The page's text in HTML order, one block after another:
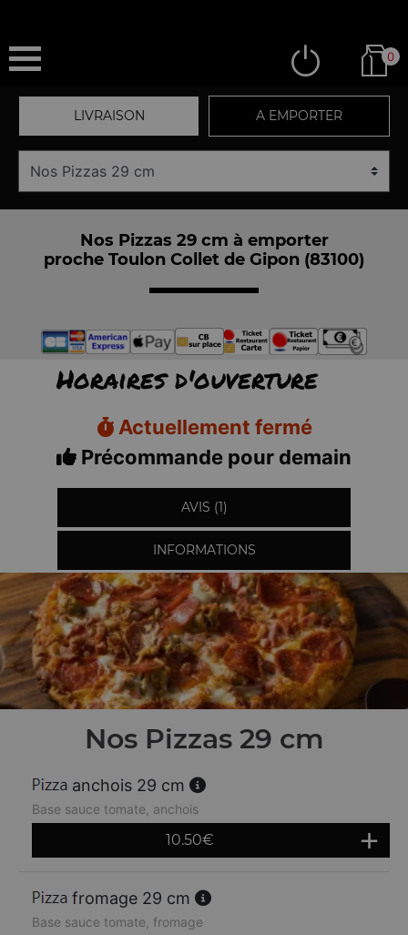
0
LIVRAISON A EMPORTER
Nos Pizzas 29 cm à emporter
proche Toulon Collet de Gipon (83100)
Horaires d'ouverture
Actuellement fermé
Précommande pour demain
AVIS (1)
INFORMATIONS
Nos Pizzas 29 cm
anchois 29 cm
Base sauce tomate, anchois
10.50€
fromage 29 cm
Base sauce tomate, fromage